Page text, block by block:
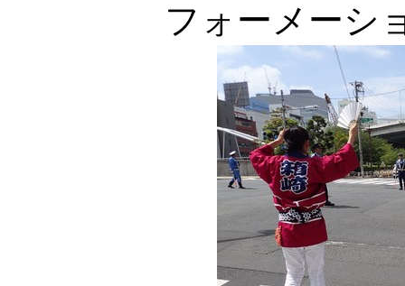
フォーメーシ